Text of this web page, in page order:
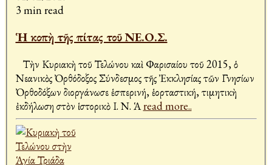
3 min read
Ἡ κοπὴ τῆς πίτας τοῦ ΝΕ.Ο.Σ.
Τὴν Κυριακὴ τοῦ Τελώνου καὶ Φαρισαίου τοῦ 2015, ὁ
Νεανικὸς Ὀρθόδοξος Σύνδεσμος τῆς Ἐκκλησίας τῶν Γνησίων
Ὀρθοδόξων διοργάνωσε ἑσπερινή, ἑορταστική, τιμητικὴ
ἐκδήλωση στὸν ἱστορικὸ Ι. Ν. Ἁread more..